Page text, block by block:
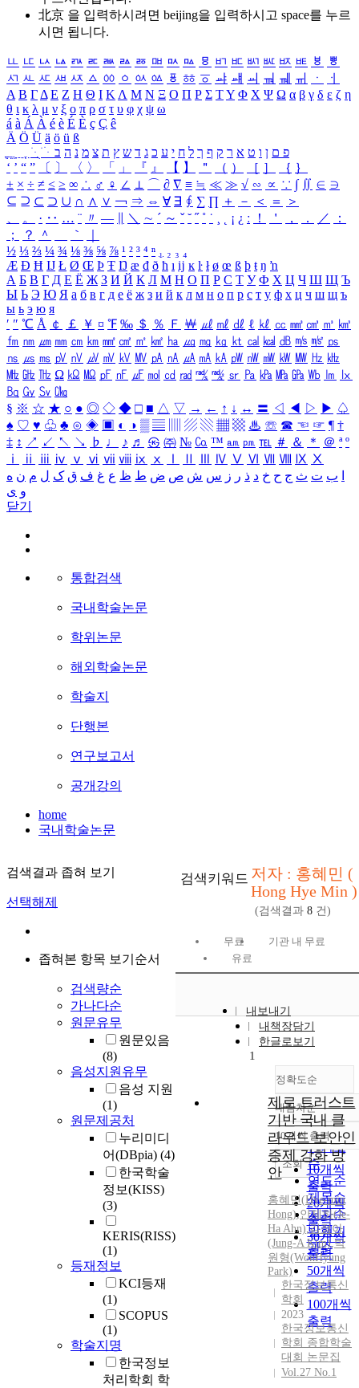
北京 을 입력하시려면 beijing을 입력하시고 space를 누르
시면 됩니다.
ㅥ ㅦ ㅧ ㅨ ㅩ ㅪ ㅫ ㅬ ㅭ ㅮ ㅯ ㅰ ㅱ ㅲ ㅳ ㅴ ㅵ ㅶ ㅷ ㅸ
ㅹ
ㅺ ㅻ ㅼ ㅽ ㅾ ㅿ ㆀ ㆁ ㆂ ㆃ ㆄ ㆅ ㆆ ㆇ ㆈ ㆉ ㆊ ㆋ ㆌ ㆍ
ㆎ
Α Β ΓΔ Ε Ζ Η Θ Ι ΚΛ Μ Ν Ξ Ο Π Ρ Σ ΤΥ Φ Χ Ψ Ω α β γ δ ε ζ η
θ ι κ λ μ ν ξ ο π ρ σ τ υ φ χ ψ ω
á à Á À é è É È ç Ç ê
Ä Ö Ü ä ö ü ß
ִֶֹ ֻּ ׁׂ פ ם ן ו ט א ר ק ף ך ל ח י ע כ ג ד ש ץ ת צ מ נ ה ב
‘ ’ “ ” 〔 〕 〈 〉 「 」 『 』 【 】 ＂ （ ） ［ ］ ｛ ｝
± × ÷ ≠ ≤ ≥ ∞ ∴ ♂ ♀ ∠ ⊥ ⌒ ∂ ∇ ≡ ≒ ≪ ≫ √ ∽ ∝ ∵ ∫ ∬ ∈ ∋
⊆ ⊇ ⊂ ⊃ ∪ ∩ ∧ ∨ ￢ ⇒ ⇔ ∀ ∃ ∮ ∑ ∏ ＋ － ＜ ＝
＞
、
。 · ‥ … ¨ 〃 ― ＼ ∼ ´ ～ ˇ ˘ ˝ ˚ ˙ ¸ ¡ ¿ ː ！ ＇ ， ． ／
：
；
？ ＾ ｀
½ ⅓ ⅔ ¼ ¾ ⅛ ⅜ ⅝ ⅞ ¹ ² ³ ⁴ ⁿ ₁ ₂ ₃ ₄
Æ Ð Ħ Ĳ Ł Ø Œ Þ Ŧ Ŋ æ đ ð ħ ı ĳ ĸ ŀ ł ø œ ß þ ŧ ŋ ŉ
А Б В Г Д Е Ё Ж З И Й К Л М Н О П Р С Т У Ф Х Ц Ч Ш Щ Ъ
Ы Ь Э Ю Я а б в г д е ё ж з и й к л м н о п р с т у ф х ц ч ш щ ъ
ы ь э ю я
′ ″ ℃ Å ￠ ￡ ￥ ¤ ℉ ‰ ＄ ％ Ｆ ￦ ㎕ ㎖ ㎗ ℓ ㎘ ㏄ ㎣ ㎤ ㎥ ㎦
㎙ ㎚ ㎛ ㎜ ㎝ ㎞ ㎟ ㎠ ㎡ ㎢ ㏊ ㎍ ㎎ ㎏ ㏏ ㎈ ㎉ ㏈ ㎧ ㎨ ㎰
㎱ ㎲ ㎳ ㎴ ㎵ ㎶ ㎷ ㎸ ㎹ ㎀ ㎁ ㎂ ㎃ ㎄ ㎺ ㎻ ㎽ ㎾ ㎿ ㎐ ㎑
㎒ ㎓ ㎔ Ω ㏀ ㏁ ㎊ ㎋ ㎌ ㏖ ㏅ ㎭ ㎮ ㎯ ㏛ ㎩ ㎪ ㎫ ㎬ ㏝ ㏐
㏓
㏃ ㏉ ㏜ ㏆
§ ※ ☆ ★ ○ ● ◎ ◇ ◆ □ ■ △ ▽ → ← ↑ ↓ ↔ 〓 ◁ ◀ ▷ ▶ ♤
♠ ♡ ♥ ♧ ♣ ⊙ ◈ ▣ ◐ ◑ ▒ ▤ ▨ ▧ ▦ ▩ ♨ ☏ ☎ ☜ ☞ ¶ †
‡ ↕ ↗ ↙ ↖ ↘ ♭ ♩ ♪ ♬ ㉿ ㈜ № ㏇ ™ ㏂ ㏘ ℡ ＃ ＆ ＊ ＠ ª º
ⅰ
ⅱ ⅲ ⅳ ⅴ ⅵ ⅶ ⅷ ⅸ ⅹ Ⅳ Ⅴ Ⅵ Ⅶ Ⅷ Ⅸ Ⅹ
ب ت ث ج ح خ د ذ ر ز س ش ص ض ط ظ ع غ ف ق ک ل م ن ه
و ی
닫기
통합검색
국내학술논문
학위논문
해외학술논문
학술지
단행본
연구보고서
공개강의
home
국내학술논문
검색결과 좁혀 보기
선택해제
좁혀본 항목 보기순서
검색량순
가나다순
원문유무
원문있음
(8)
음성지원유무
음성 지원
(1)
원문제공처
누리미디
어(DBpia) (4)
한국학술
정보(KISS)
(3)
KERIS(RISS)
(1)
등재정보
KCI등재
(1)
SCOPUS
(1)
학술지명
한국정보
처리학회 학
검색키워드 저자 : 홍혜민 (
Hong Hye Min )
(검색결과 8 건)
무료
기관 내 무료
유료
내보내기
내책장담기
한글로보기
정확도순
정확도
순
인기도
순
연도순
제목순
저자순
발행기
관순
내림차순
내림차순
10개씩 출력
10개씩
출력
20개씩
출력
30개씩
출력
50개씩
출력
100개씩
출력
조회
1
제로 트러스트
기반 국내 클
라우드 보안인
증제 강화 방
안
홍혜민(Hye-min
Hong),안제하(Je-
Ha Ahn),김정아
(Jung-A Kim),박
원형(WonHyung
Park)
한국정보통신
학회
2023
한국정보통신
학회 종합학술
대회 논문집
Vol.27 No.1